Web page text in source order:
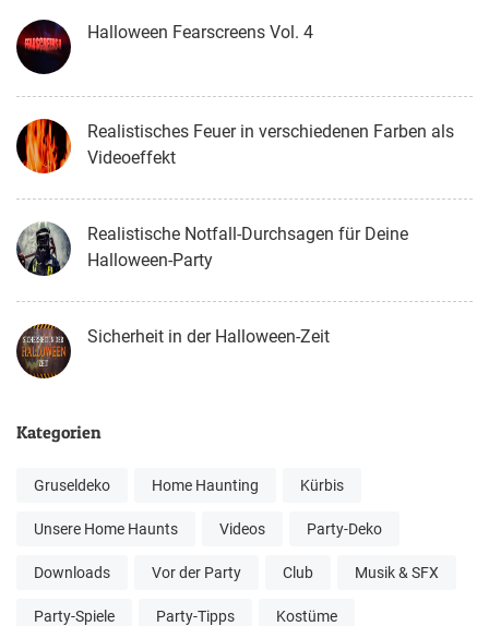
Halloween Fearscreens Vol. 4
Realistisches Feuer in verschiedenen Farben als
Videoeffekt
Realistische Notfall-Durchsagen für Deine
Halloween-Party
Sicherheit in der Halloween-Zeit
Kategorien
Gruseldeko Home Haunting Kürbis
Unsere Home Haunts Videos Party-Deko
Downloads Vor der Party Club Musik & SFX
Party-Spiele Party-Tipps Kostüme